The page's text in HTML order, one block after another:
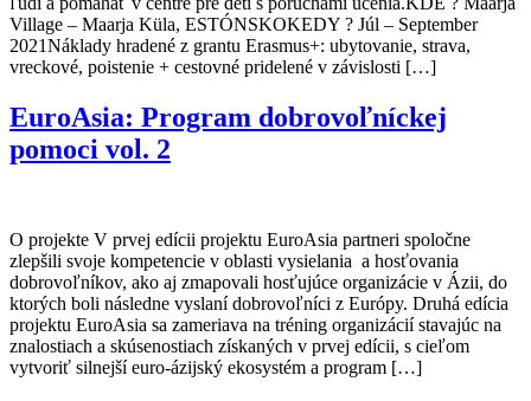
Village – Maarja Küla, ESTÓNSKOKEDY ? Júl – September
2021Náklady hradené z grantu Erasmus+: ubytovanie, strava,
vreckové, poistenie + cestovné pridelené v závislosti […]
EuroAsia: Program dobrovoľníckej
pomoci vol. 2
O projekte V prvej edícii projektu EuroAsia partneri spoločne
zlepšili svoje kompetencie v oblasti vysielania a hosťovania
dobrovoľníkov, ako aj zmapovali hosťujúce organizácie v Ázii, do
ktorých boli následne vyslaní dobrovoľníci z Európy. Druhá edícia
projektu EuroAsia sa zameriava na tréning organizácií stavajúc na
znalostiach a skúsenostiach získaných v prvej edícii, s cieľom
vytvoriť silnejší euro-ázijský ekosystém a program […]